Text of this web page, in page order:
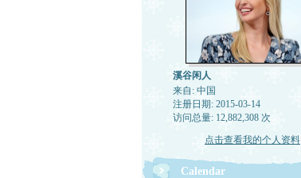
溪谷闲人
来自: 中国
注册日期: 2015-03-14
访问总量: 12,882,308 次
点击查看我的个人资料
Calendar